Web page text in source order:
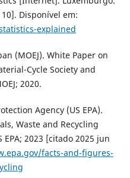
Disponível em:
explained
(MOEJ). White Paper on
Cycle Society and
2020.
Agency (US EPA).
Waste and Recycling
2023 [citado 2025 jun
facts-and-figures-